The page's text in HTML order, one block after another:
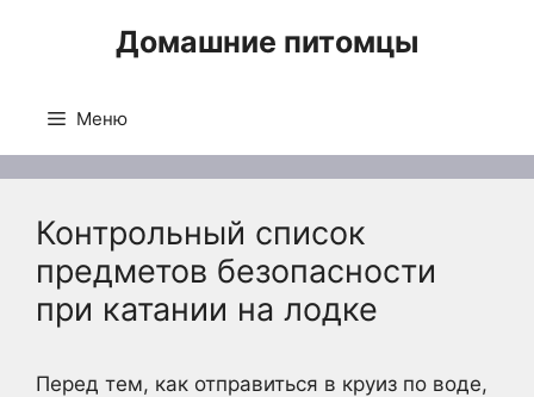
Домашние питомцы
Меню
Контрольный список
предметов безопасности
при катании на лодке
Перед тем, как отправиться в круиз по воде,